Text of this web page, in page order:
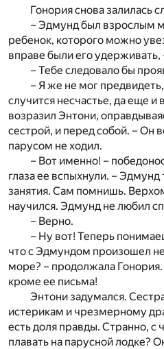
Гонория снова залилась
– Эдмунд был взрослым
ребенок, которого можно
вправе были его удерживать,
– Тебе следовало бы
– Я же не мог
случится несчастье, да еще
возразил Энтони,
сестрой, и перед собой. – Он
парусом не ходил.
– Вот именно! –
глаза ее вспыхнули. –
занятия. Сам помнишь.
научился. Эдмунд не любил
– Верно.
– Ну вот! Теперь
что с Эдмундом произошел
море? – продолжала Гонория.
кроме ее письма!
Энтони задумался.
истерикам и чрезмерному
есть доля правды. Странно, с
плавать на парусной лодке?